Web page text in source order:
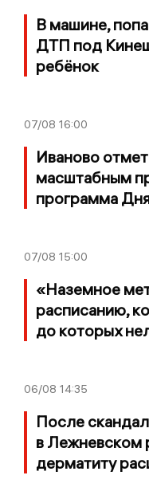
В машине,
ДТП под
ребёнок
07/08 16:00
Иваново
масштабным
программа
07/08 15:00
«Наземное
расписанию,
до которых
06/08 14:35
После
в Лежневском
дерматиту